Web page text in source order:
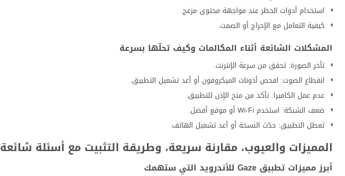
استخدام أدوات الحظر عند مواجهة محتوى مزعج.
كيفية التعامل مع الإحراج أو الصمت.
المشكلات الشائعة أثناء المكالمات وكيف تحلّها بسرعة
تأخر الصورة: تحقق من سرعة الإنترنت.
انقطاع الصوت: افحص أذونات الميكروفون أو أعد تشغيل التطبيق.
عدم عمل الكاميرا: تأكد من منح الإذن للتطبيق.
ضعف الشبكة: استخدم Wi‑Fi أو موقع أفضل.
تعطل التطبيق: حدّث النسخة أو أعد تشغيل الهاتف.
المميزات والعيوب، مقارنة سريعة، وطريقة التثبيت مع أسئلة شائعة
أبرز مميزات تطبيق Gaze للأندرويد التي ستهمك